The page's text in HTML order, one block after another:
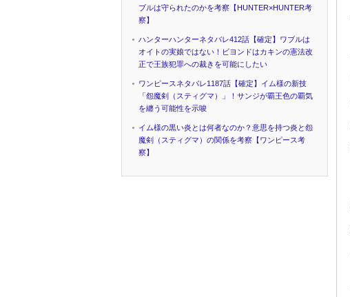
ブルは守られたのかを考察【HUNTER×HUNTER考
察】
ハンターハンターネタバレ412話【確定】ワブルは
オイトの実娘ではない！ビヨンドはカキンの憲法改
正で王族犯罪への裁きを可能にしたい
ワンピースネタバレ1187話【確定】イム様の新技
「怨魔剣（スティグマ）」！サンジが覇王色の覇気
を纏う可能性を示唆
イム様の黒い炎とは何者なのか？意思を持つ炎と怨
魔剣（スティグマ）の関係を考察【ワンピース考
察】